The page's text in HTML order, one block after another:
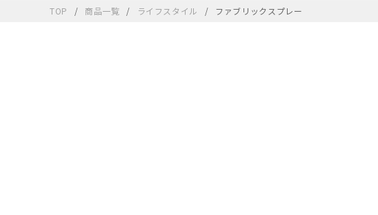
TOP 商品一覧 ライフスタイル ファブリックスプレー